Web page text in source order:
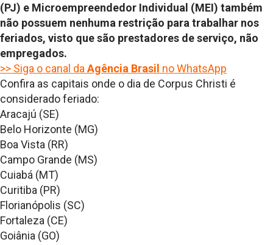
(PJ) e Microempreendedor Individual (MEI) também
não possuem nenhuma restrição para trabalhar nos
feriados, visto que são prestadores de serviço, não
empregados.
>> Siga o canal daAgência Brasil no WhatsApp
Confira as capitais onde o dia de Corpus Christi é
considerado feriado:
Aracajú (SE)
Belo Horizonte (MG)
Boa Vista (RR)
Campo Grande (MS)
Cuiabá (MT)
Curitiba (PR)
Florianópolis (SC)
Fortaleza (CE)
Goiânia (GO)